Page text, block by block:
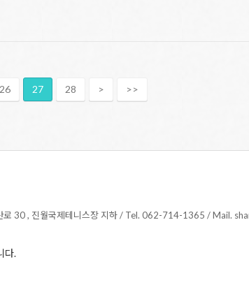
26 27 28 > >>
로 30 , 진월국제테니스장 지하 / Tel. 062-714-1365 / Mail.
다.